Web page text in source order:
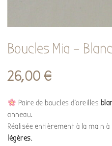
Boucles Mia –
26,00 €
Paire de boucles d’oreilles
anneau.
Réalisée entièrement à la main à
légères.